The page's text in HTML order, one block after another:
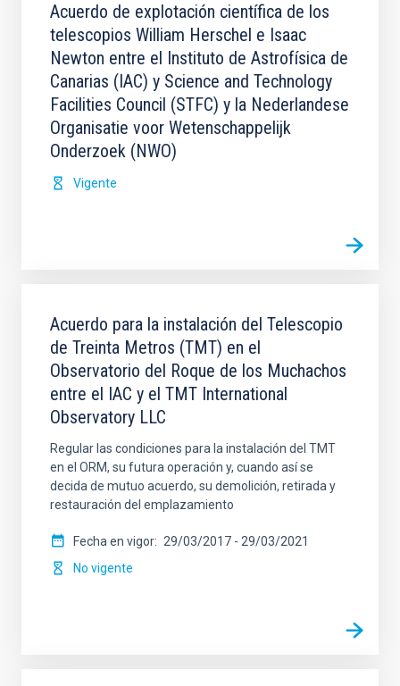
Acuerdo de explotación científica de los
telescopios William Herschel e Isaac
Newton entre el Instituto de Astrofísica de
Canarias (IAC) y Science and Technology
Facilities Council (STFC) y la Nederlandese
Organisatie voor Wetenschappelijk
Onderzoek (NWO)
Vigente
Acuerdo para la instalación del Telescopio
de Treinta Metros (TMT) en el
Observatorio del Roque de los Muchachos
entre el IAC y el TMT International
Observatory LLC
Regular las condiciones para la instalación del TMT
en el ORM, su futura operación y, cuando así se
decida de mutuo acuerdo, su demolición, retirada y
restauración del emplazamiento
Fecha en vigor 29/03/2017 - 29/03/2021
No vigente